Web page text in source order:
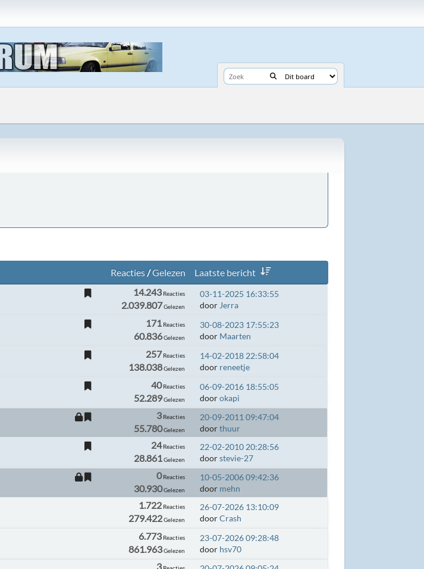
Reacties/Gelezen
Laatste bericht
14.243Reacties
2.039.807Gelezen
03-11-2025 16:33:55
door Jerra
171Reacties
60.836Gelezen
30-08-2023 17:55:23
door Maarten
257Reacties
138.038Gelezen
14-02-2018 22:58:04
door reneetje
40Reacties
52.289Gelezen
06-09-2016 18:55:05
doorokapi
3Reacties
55.780Gelezen
20-09-2011 09:47:04
doorthuur
24Reacties
28.861Gelezen
22-02-2010 20:28:56
doorstevie-27
0Reacties
30.930Gelezen
10-05-2006 09:42:36
door mehn
1.722 Reacties
279.422Gelezen
26-07-2026 13:10:09
doorCrash
6.773Reacties
861.963Gelezen
23-07-2026 09:28:48
door hsv70
3Reacties